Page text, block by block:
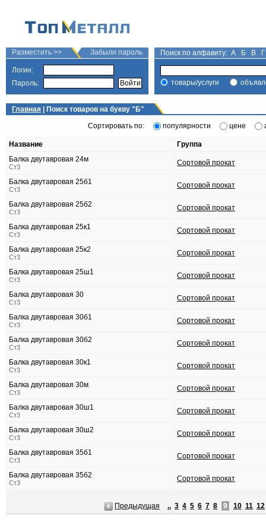
Разместить >> Забыли пароль
Логин:
Пароль:
Поиск по алфавиту: А Б В Г
товары/услуги
Главная | Поиск товаров на букву " Б"
Сортировать по:
популярности цене
Название
Группа
Балка двутавровая 24м
Ст3 Сортовой прокат
Балка двутавровая 25б1
Ст3 Сортовой прокат
Балка двутавровая 25б2
Ст3 Сортовой прокат
Балка двутавровая 25к1
Ст3 Сортовой прокат
Балка двутавровая 25к2
Ст3 Сортовой прокат
Балка двутавровая 25ш1
Ст3 Сортовой прокат
Балка двутавровая 30
Ст3 Сортовой прокат
Балка двутавровая 30б1
Ст3 Сортовой прокат
Балка двутавровая 30б2
Ст3 Сортовой прокат
Балка двутавровая 30к1
Ст3 Сортовой прокат
Балка двутавровая 30м
Ст3 Сортовой прокат
Балка двутавровая 30ш1
Ст3 Сортовой прокат
Балка двутавровая 30ш2
Ст3 Сортовой прокат
Балка двутавровая 35б1
Ст3 Сортовой прокат
Балка двутавровая 35б2
Ст3 Сортовой прокат
Предыдущая .. 3 4 5 6 7 8 9 10 11 12